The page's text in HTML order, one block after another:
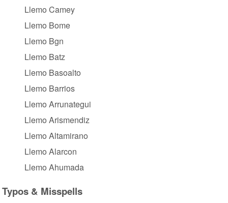
Llemo Camey
Llemo Bome
Llemo Bgn
Llemo Batz
Llemo Basoalto
Llemo Barrios
Llemo Arrunategui
Llemo Arismendiz
Llemo Altamirano
Llemo Alarcon
Llemo Ahumada
Typos & Misspells